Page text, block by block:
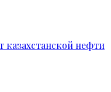
казахстанской нефти